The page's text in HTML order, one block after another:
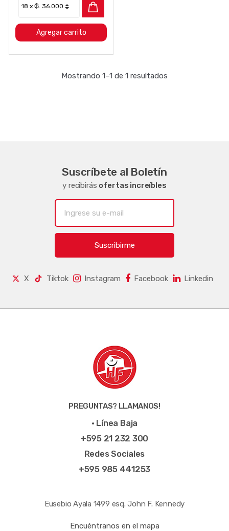
Agregar carrito
Mostrando 1–1 de 1 resultados
Suscríbete al Boletín
y recibirás ofertas increíbles
Suscribirme
X Tiktok Instagram Facebook Linkedin
PREGUNTAS? LLAMANOS!
• Línea Baja
+595 21 232 300
Redes Sociales
+595 985 441253
Eusebio Ayala 1499 esq. John F. Kennedy
Encuéntranos en el mapa